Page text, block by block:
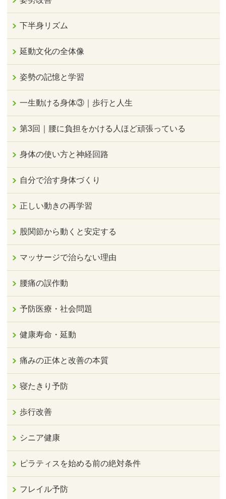
下半身リズム
延動文化の全体像
姿勢の記憶と学習
一生動ける身体③｜歩行と人生
第3回｜腰に負担をかける人ほど頑張っている
身体の使い方と神経回路
自分で治す身体づくり
正しい動きの再学習
股関節から動くと安定する
マッサージで治らない理由
腰痛の誤作動
予防医療・社会問題
健康寿命・延動
痛みの正体と改善の本質
寝たきり予防
歩行改善
シニア健康
ピラティスを始める前の絶対条件
フレイル予防